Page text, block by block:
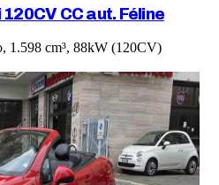
CC aut. Féline
1.598 cm³, 88kW (120CV)